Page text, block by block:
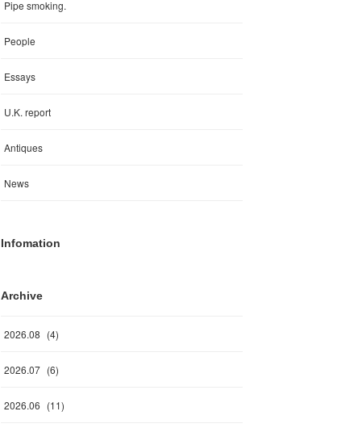
Pipe smoking.
People
Essays
U.K. report
Antiques
News
Infomation
Archive
2026.08 (4)
2026.07 (6)
2026.06 (11)